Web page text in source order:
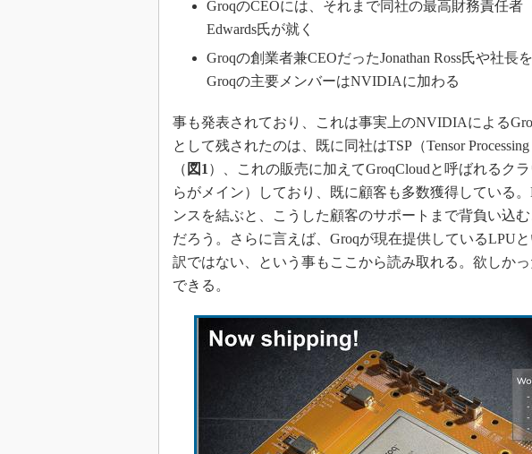
GroqのCEOには、それまで同社の最高財務責任者
Edwards氏が就く
Groqの創業者兼CEOだったJonathan Ross氏や社長
Groqの主要メンバーはNVIDIAに加わる
事も発表されており、これは事実上のNVIDIAによる
として残されたのは、既に同社はTSP（Tensor
（ 図1 ）、これの販売に加えてGroqCloudと呼ばれるク
らがメイン）しており、既に顧客も多数獲得している
ンスを結ぶと、こうした顧客のサポートまで背負い込
だろう。さらに言えば、Groqが現在提供しているLPU
訳ではない、という事もここから読み取れる。欲しか
できる。